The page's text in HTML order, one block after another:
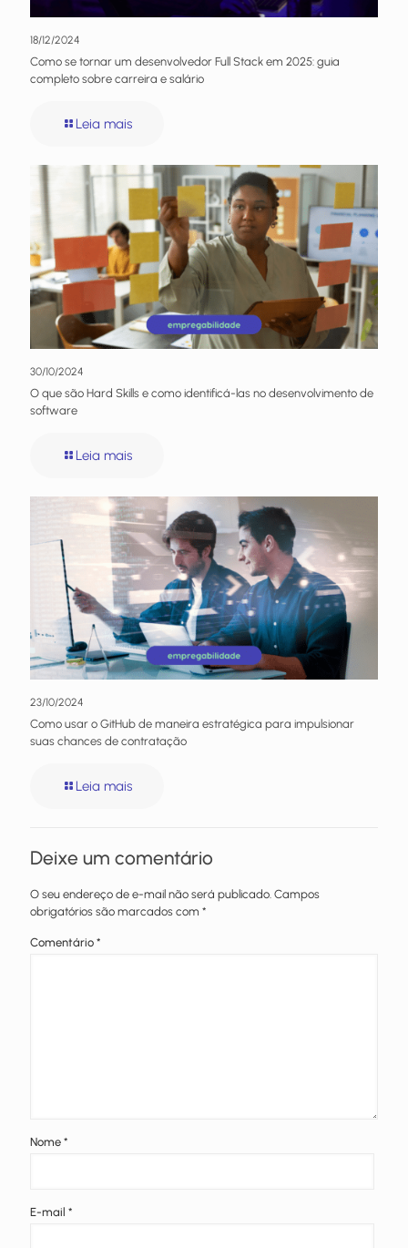
18/12/2024
Como se tornar um desenvolvedor Full Stack em 2025: guia
completo sobre carreira e salário
Leia mais
30/10/2024
O que são Hard Skills e como identificá-las no desenvolvimento de
software
Leia mais
23/10/2024
Como usar o GitHub de maneira estratégica para impulsionar
suas chances de contratação
Leia mais
Deixe um comentário
O seu endereço de e-mail não será publicado. Campos
obrigatórios são marcados com *
Comentário *
Nome *
E-mail *